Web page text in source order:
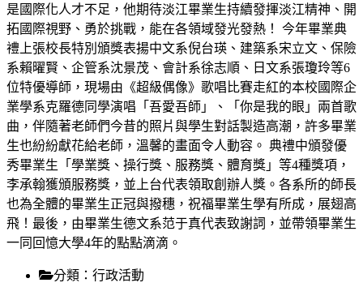
是國際化人才不足，他期待淡江畢業生持續發揮淡江精神、開
拓國際視野、勇於挑戰，能在各領域發光發熱！ 今年畢業典
禮上張校長特別頒獎表揚中文系倪台瑛、建築系宋立文、保險
系賴曜賢、企管系沈景茂、會計系徐志順、日文系張瓊玲等6
位特優導師，現場由《超級偶像》歌唱比賽走紅的本校國際企
業學系克羅德同學演唱「吾愛吾師」、「你是我的眼」兩首歌
曲，伴隨著老師們今昔的照片與學生對話製造高潮，許多畢業
生也紛紛獻花給老師，溫馨的畫面令人動容。 典禮中頒發優
秀畢業生「學業獎、操行獎、服務獎、體育獎」等4種獎項，
李承翰獲頒服務獎，並上台代表領取創辦人獎。各系所的師長
也為全體的畢業生正冠與撥穗，祝福畢業生學有所成，展翅高
飛！最後，由畢業生德文系范于真代表致謝詞，並帶領畢業生
一同回憶大學4年的點點滴滴。
分類： 行政活動